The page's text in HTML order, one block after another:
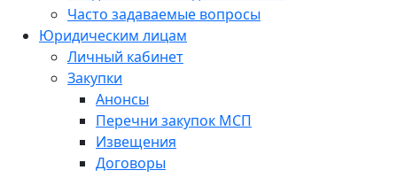
Часто задаваемые вопросы
Юридическим лицам
Личный кабинет
Закупки
Анонсы
Перечни закупок МСП
Извещения
Договоры